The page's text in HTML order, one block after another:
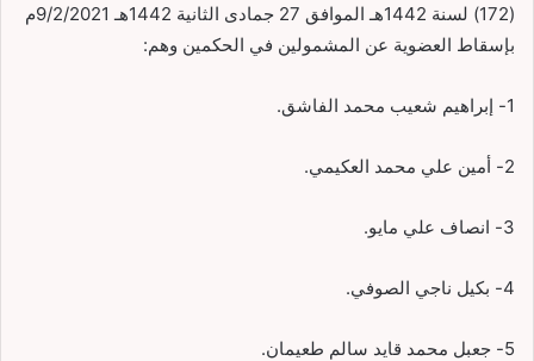
(172) لسنة 1442هـ الموافق 27 جمادى الثانية 1442هـ 9/2/2021م
بإسقاط العضوية عن المشمولين في الحكمين وهم:
1- إبراهيم شعيب محمد الفاشق.
2- أمين علي محمد العكيمي.
3- انصاف علي مايو.
4- بكيل ناجي الصوفي.
5- جعبل محمد قايد سالم طعيمان.